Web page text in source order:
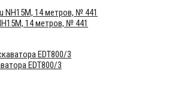
14 метров, № 441
EDT800/3